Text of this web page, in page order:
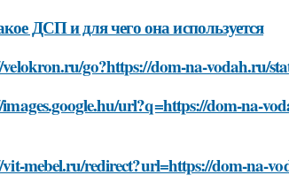
ДСП и для чего она используется
go?https://dom-na-vodah.ru/
url?q=https://dom-na-
mebel.ru/redirect?url=https://dom-na-